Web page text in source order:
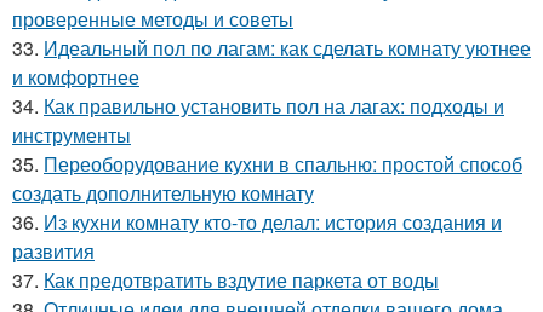
проверенные методы и советы
33. Идеальный пол по лагам: как сделать комнату уютнее
и комфортнее
34. Как правильно установить пол на лагах: подходы и
инструменты
35. Переоборудование кухни в спальню: простой способ
создать дополнительную комнату
36. Из кухни комнату кто-то делал: история создания и
развития
37. Как предотвратить вздутие паркета от воды